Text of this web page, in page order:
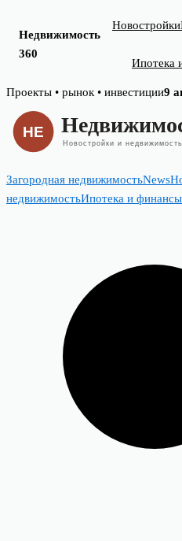
Недвижимость
360
Новостройки
Ипотека
Skip
content
Проекты • рынок • инвестиции9
Загородная недвижимостьNews
недвижимостьИпотека и финансы